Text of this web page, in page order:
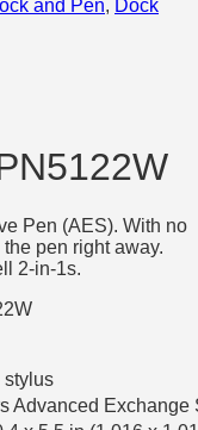
and Pen, Dock
Pen (AES). With no
pen right away.
2-in-1s.
stylus
Advanced Exchange